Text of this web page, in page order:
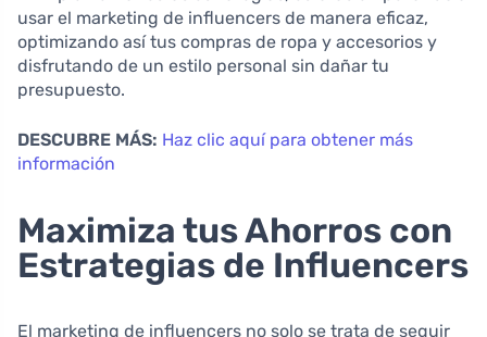
usar el marketing de influencers de manera eficaz,
optimizando así tus compras de ropa y accesorios y
disfrutando de un estilo personal sin dañar tu
presupuesto.
DESCUBRE MÁS: Haz clic aquí para obtener más
información
Maximiza tus Ahorros con
Estrategias de Influencers
El marketing de influencers no solo se trata de seguir